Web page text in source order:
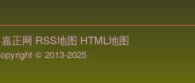
嘉正网 RSS地图 HTML地图
© 2013-2025